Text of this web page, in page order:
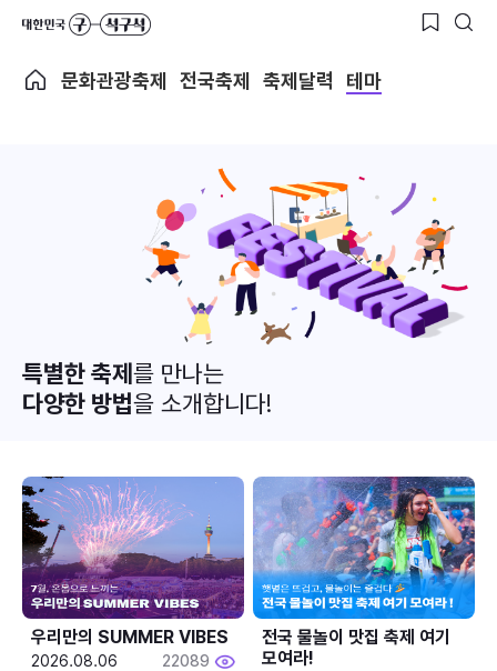
문화관광축제 전국축제 축제달력 테마
특별한 축제를 만나는
다양한 방법을 소개합니다!
우리만의 SUMMER VIBES
2026.08.06 22089
전국 물놀이 맛집 축제 여기
모여라!